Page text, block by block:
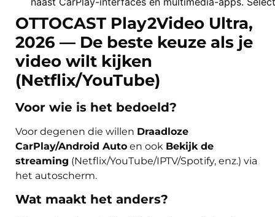
OTTOCAST Play2Video Ultra,
2026 — De beste keuze als je
video wilt kijken
(Netflix/YouTube)
Voor wie is het bedoeld?
Voor degenen die willen Draadloze
CarPlay/Android Auto en ook Bekijk de
streaming (Netflix/YouTube/IPTV/Spotify, enz.) via
het autoscherm.
Wat maakt het anders?